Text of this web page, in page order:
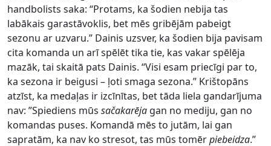
handbolists saka: “Protams, ka šodien nebija tas
labākais garastāvoklis, bet mēs gribējām pabeigt
sezonu ar uzvaru.” Dainis uzsver, ka šodien bija pavisam
cita komanda un arī spēlēt tika tie, kas vakar spēlēja
mazāk, tai skaitā pats Dainis. “Visi esam priecīgi par to,
ka sezona ir beigusi – ļoti smaga sezona.” Krištopāns
atzīst, ka medaļas ir izcīnītas, bet tāda liela gandarījuma
nav: ”Spiediens mūs sačakarēja gan no mediju, gan no
komandas puses. Komandā mēs to jutām, lai gan
sapratām, ka nav ko stresot, tas mūs tomērpiebeidza.”